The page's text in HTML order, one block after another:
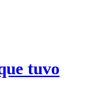
tuvo